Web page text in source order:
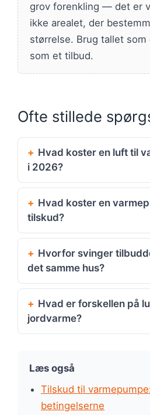
grov forenkling — det er
ikke arealet, der
størrelse. Brug tallet som
som et tilbud.
Ofte stillede
Hvad koster en luft til
i 2026?
Hvad koster en
tilskud?
Hvorfor svinger
det samme hus?
Hvad er forskellen på
jordvarme?
Læs også
Tilskud til
betingelserne